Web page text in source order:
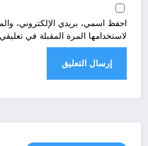
احفظ اسمي، بريدي الإلكتروني،
لاستخدامها المرة المقبلة في